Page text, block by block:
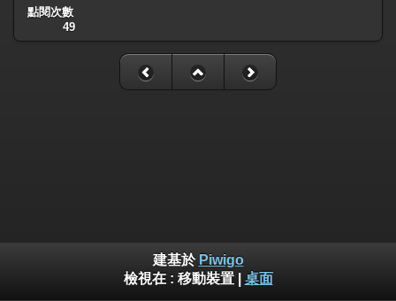
點閱次數
49
建基於 Piwigo
檢視在 : 移動裝置| 桌面